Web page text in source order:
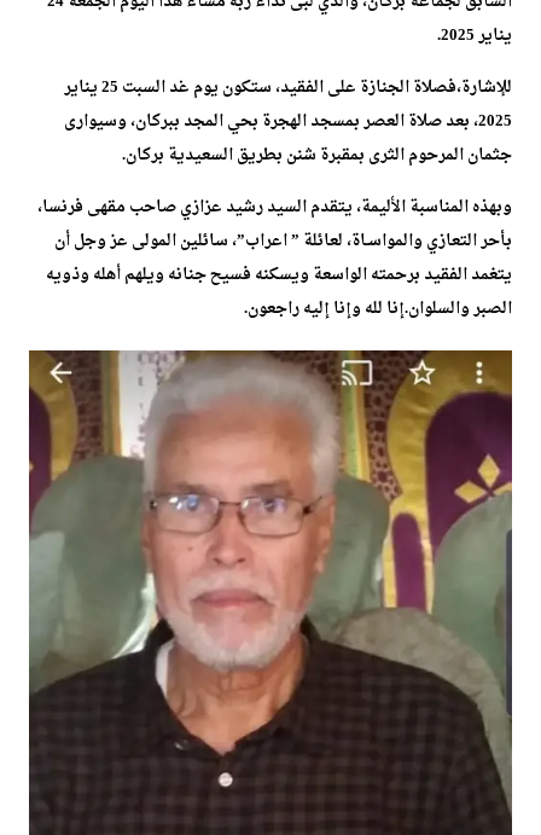
يناير 2025.
للإشارة،فصلاة الجنازة على الفقيد، ستكون يوم غد السبت 25 يناير
2025، بعد صلاة العصر بمسجد الهجرة بحي المجد ببركان، وسيوارى
جثمان المرحوم الثرى بمقبرة شنن بطريق السعيدية بركان.
وبهذه المناسبة الأليمة، يتقدم السيد رشيد عزازي صاحب مقهى فرنسا،
بأحر التعازي والمواسـاة، لعائلة ” اعراب”، سائلين المولى عز وجل أن
يتغمد الفقيد برحمته الواسعة ويسكنه فسيح جنانه ويلهم أهله وذويه
الصبر والسلوان.إنا لله وإنا إليه راجعون.